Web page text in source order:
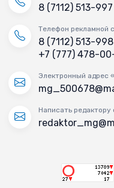
8 (7112) 513-997
Телефон рекламной
8 (7112) 513-998
+7 (777) 478-
Электронный адрес
Написать редактору